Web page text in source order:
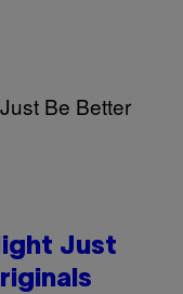
Just